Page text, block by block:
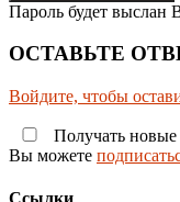
Пароль будет выслан
ОСТАВЬТЕ
Войдите, чтобы
Получать новые
Вы можете